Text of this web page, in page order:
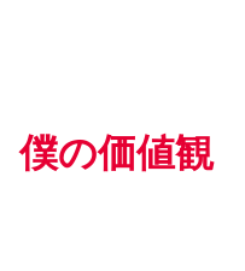
僕の価値観